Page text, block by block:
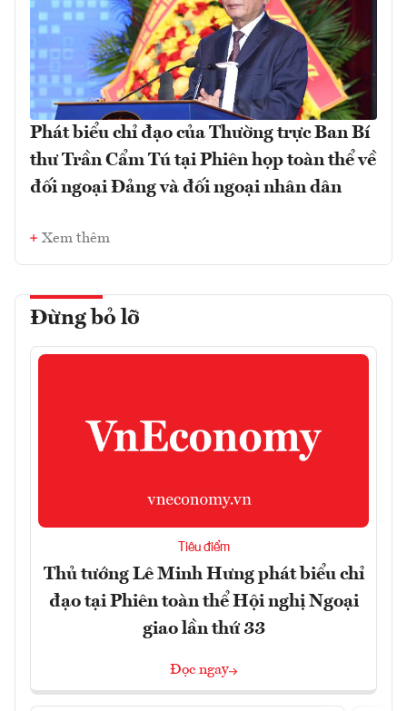
Phát biểu chỉ đạo của Thường trực Ban Bí
thư Trần Cẩm Tú tại Phiên họp toàn thể về
đối ngoại Đảng và đối ngoại nhân dân
Xem thêm
Đừng bỏ lỡ
Tiêu điểm
Thủ tướng Lê Minh Hưng phát biểu chỉ
đạo tại Phiên toàn thể Hội nghị Ngoại
giao lần thứ 33
Đọc ngay